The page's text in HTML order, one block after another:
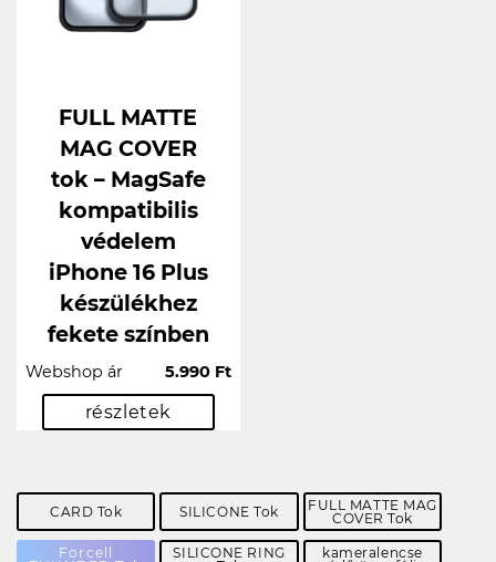
FULL MATTE
MAG COVER
tok – MagSafe
kompatibilis
védelem
iPhone 16 Plus
készülékhez
fekete színben
Webshop ár 5.990 Ft
részletek
CARD Tok SILICONE Tok
FULL MATTE MAG
COVER Tok
Forcell
SILICONE RING
kameralencse